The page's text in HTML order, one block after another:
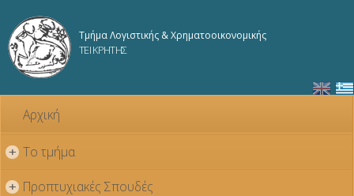
κυρίως
Τμήμα Λογιστικής & Χρηματοοικονομικής
ΤΕΙ ΚΡΗΤΗΣ
Αρχική
+ Το τμήμα
+ Προπτυχιακές Σπουδές